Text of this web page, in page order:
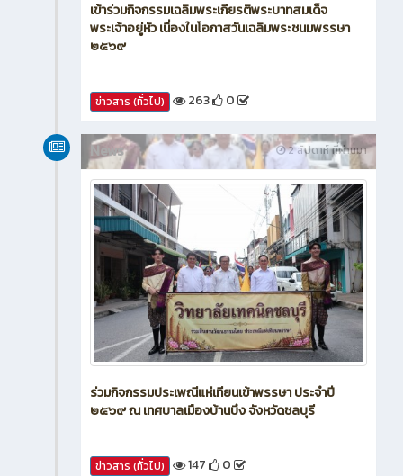
เข้าร่วมกิจกรรมเฉลิมพระเกียรติพระบาทสมเด็จ
พระเจ้าอยู่หัว เนื่องในโอกาสวันเฉลิมพระชนมพรรษา
๒๕๖๙
ข่าวสาร (ทั่วไป) 263 0
2 สัปดาห์ ที่ผ่านมา
News
ร่วมกิจกรรมประเพณีแห่เทียนเข้าพรรษา ประจำปี
๒๕๖๙ ณ เทศบาลเมืองบ้านบึง จังหวัดชลบุรี
ข่าวสาร (ทั่วไป) 147 0